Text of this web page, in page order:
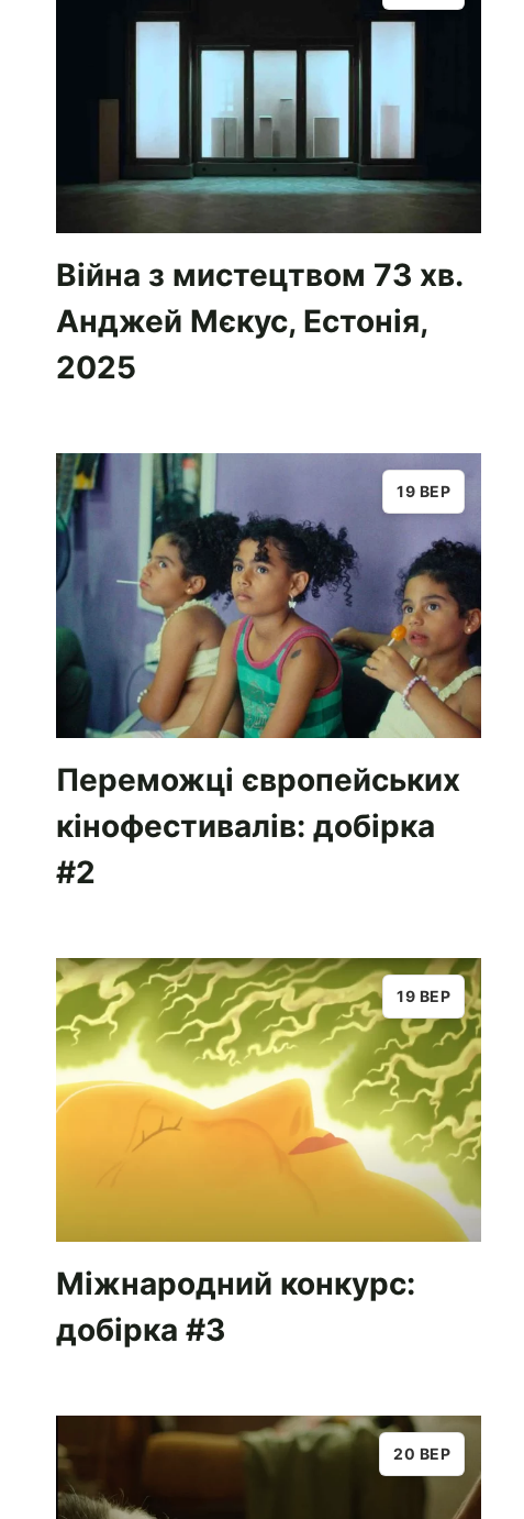
Війна з мистецтвом 73 хв.
Анджей Мєкус, Естонія,
2025
19 ВЕР
Переможці європейських
кінофестивалів: добірка
#2
19 ВЕР
Міжнародний конкурс:
добірка #3
20 ВЕР